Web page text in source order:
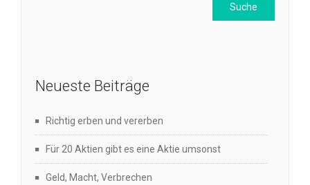
Neueste Beiträge
Richtig erben und vererben
Für 20 Aktien gibt es eine Aktie umsonst
Geld, Macht, Verbrechen